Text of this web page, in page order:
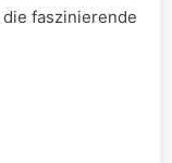
faszinierende